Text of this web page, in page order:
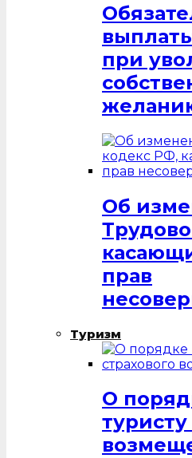
при
Об
прав
Туризм
О
туристу